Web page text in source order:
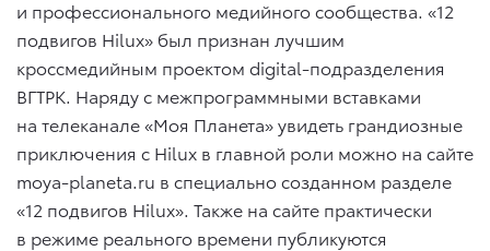
и профессионального медийного сообщества. «12
подвигов Hilux» был признан лучшим
кроссмедийным проектом digital-подразделения
ВГТРК. Наряду с межпрограммными вставками
на телеканале «Моя Планета» увидеть грандиозные
приключения с Hilux в главной роли можно на сайте
moya-planeta.ru в специально созданном разделе
«12 подвигов Hilux». Также на сайте практически
в режиме реального времени публикуются